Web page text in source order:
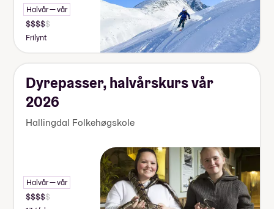
Halvår — vår
Frilynt
Dyrepasser, halvårskurs vår
2026
Hallingdal Folkehøgskole
Halvår — vår